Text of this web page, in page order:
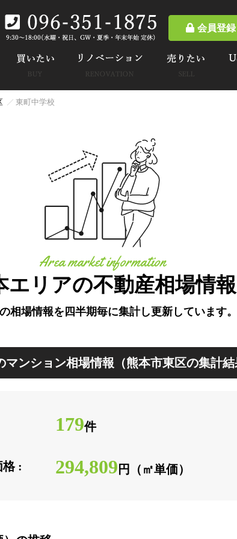
会員登録
東町中学校
エリアの不動産相場情報
Area market information
相場情報を四半期毎に集計し更新しています。
ンション相場情報（熊本市東区の集計結
179件
: 294,809 円（㎡単価）